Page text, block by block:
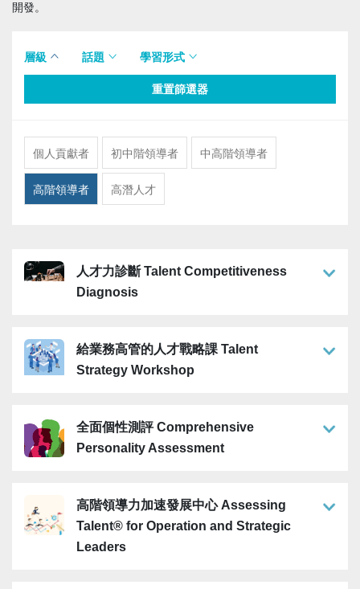
開發。
層級 話題 學習形式
重置篩選器
個人貢獻者 初中階領導者 中高階領導者
高階領導者 高潛人才
人才力診斷 Talent Competitiveness
Diagnosis
給業務高管的人才戰略課 Talent
Strategy Workshop
全面個性測評 Comprehensive
Personality Assessment
高階領導力加速發展中心 Assessing
Talent® for Operation and Strategic
Leaders